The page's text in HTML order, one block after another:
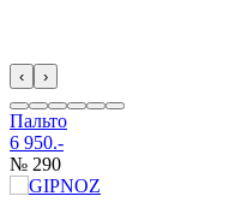
‹ ›
Пальто
6 950.-
№ 290